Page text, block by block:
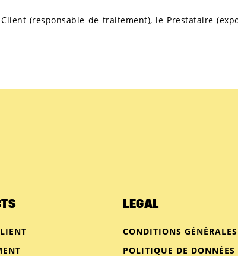
(responsable de traitement), le Prestataire
LEGAL
CONDITIONS GÉNÉRALES
POLITIQUE DE DONNÉES